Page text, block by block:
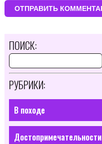
ПОИСК:
РУБРИКИ:
В походе
Достопримечательности